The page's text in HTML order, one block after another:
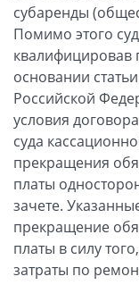
субаренды
Помимо этого
квалифицировав
основании
Российской
условия
суда
прекращения
платы
зачете.
прекращение
платы в силу
затраты по